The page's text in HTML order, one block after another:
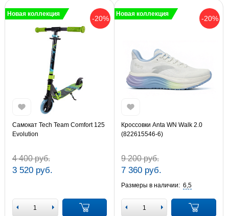
-20%
Новая коллекция
Самокат Tech Team Comfort 125
Evolution
4 400 руб.
3 520 руб.
-20%
Новая коллекция
Кроссовки Anta WN Walk 2.0
(822615546-6)
9 200 руб.
7 360 руб.
Размеры в наличии: 6,5